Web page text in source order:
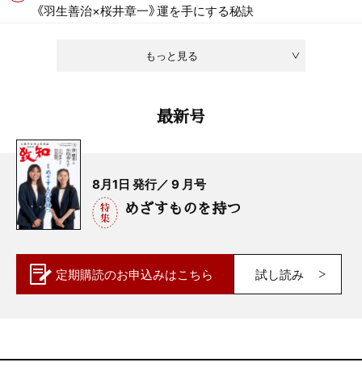
もっと見る
《羽生善治×桜井章一》運を手にする秘訣
最新号
8月1日 発行／ 9 月号
めざすものを持つ
定期購読のお申込みはこちら 試し読み